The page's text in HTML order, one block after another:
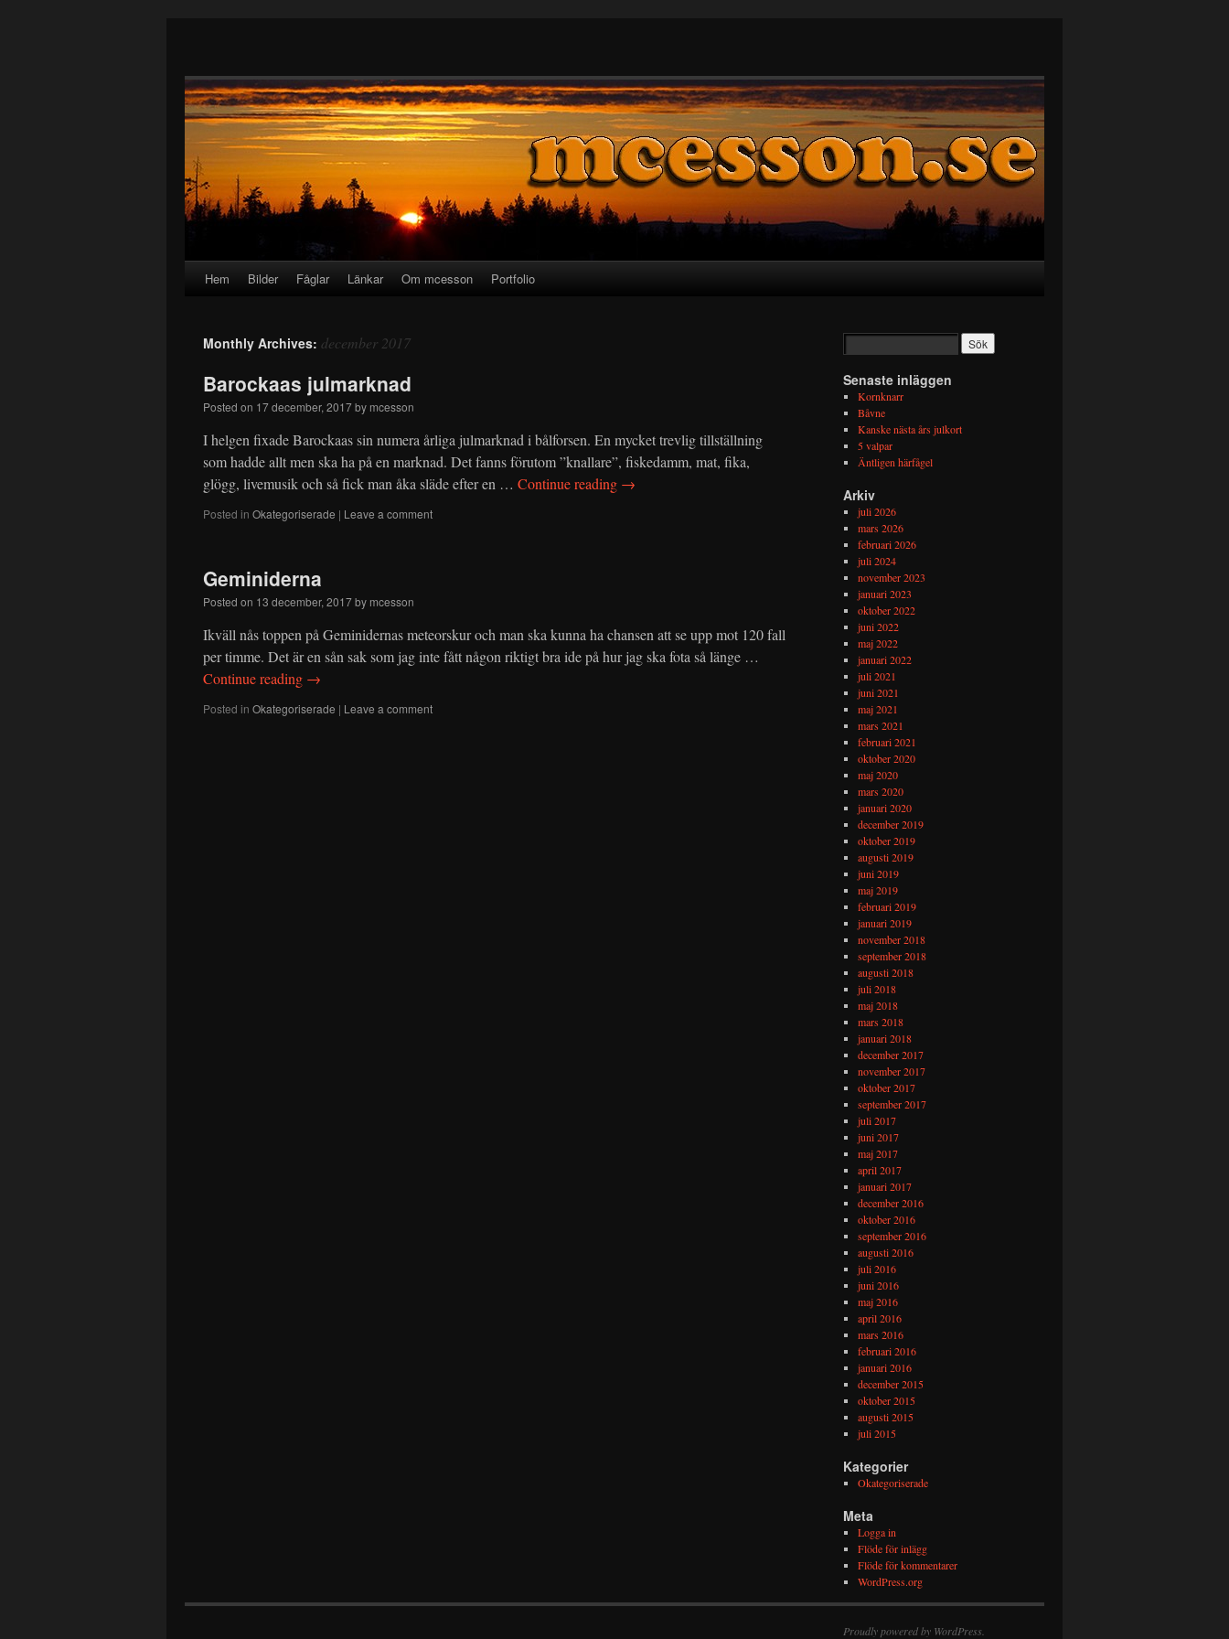
Hem Bilder Fåglar Länkar Om mcesson Portfolio
Monthly Archives: december 2017
Barockaas julmarknad
Posted on 17 december, 2017by mcesson
I helgen fixade Barockaas sin numera årliga julmarknad i bålforsen. En mycket trevlig tillställning
som hadde allt men ska ha på en marknad. Det fanns förutom ”knallare”, fiskedamm, mat, fika,
glögg, livemusik och så fick man åka släde efter en … Continue reading →
Posted in Okategoriserade | Leave a comment
Geminiderna
Posted on 13 december, 2017by mcesson
Ikväll nås toppen på Geminidernas meteorskur och man ska kunna ha chansen att se upp mot 120 fall
per timme. Det är en sån sak som jag inte fått någon riktigt bra ide på hur jag ska fota så länge …
Continue reading →
Posted in Okategoriserade | Leave a comment
Senaste inläggen
Kornknarr
Båvne
Kanske nästa års julkort
5 valpar
Äntligen härfågel
Arkiv
juli 2026
mars 2026
februari 2026
juli 2024
november 2023
januari 2023
oktober 2022
juni 2022
maj 2022
januari 2022
juli 2021
juni 2021
maj 2021
mars 2021
februari 2021
oktober 2020
maj 2020
mars 2020
januari 2020
december 2019
oktober 2019
augusti 2019
juni 2019
maj 2019
februari 2019
januari 2019
november 2018
september 2018
augusti 2018
juli 2018
maj 2018
mars 2018
januari 2018
december 2017
november 2017
oktober 2017
september 2017
juli 2017
juni 2017
maj 2017
april 2017
januari 2017
december 2016
oktober 2016
september 2016
augusti 2016
juli 2016
juni 2016
maj 2016
april 2016
mars 2016
februari 2016
januari 2016
december 2015
oktober 2015
augusti 2015
juli 2015
Kategorier
Okategoriserade
Meta
Logga in
Flöde för inlägg
Flöde för kommentarer
WordPress.org
Proudly powered by WordPress.